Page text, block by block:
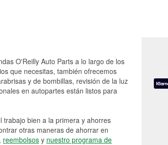
O'Reilly Auto Parts a lo largo de los
que necesitas, también ofrecemos
y de bombillas, revisión de la luz
en autopartes están listos para
trabajo bien a la primera y ahorres
otras maneras de ahorrar en
, reembolsos y nuestro programa de